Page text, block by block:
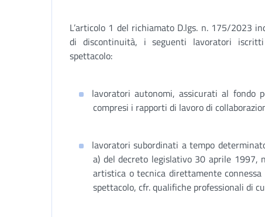
L’articolo 1 del richiamato D.lgs. n. 175/2023
di discontinuità, i seguenti lavoratori
spettacolo:
lavoratori autonomi, assicurati al fondo
compresi i rapporti di lavoro di
lavoratori subordinati a tempo
a) del decreto legislativo 30 aprile
artistica o tecnica direttamente
spettacolo, cfr. qualifiche professionali di